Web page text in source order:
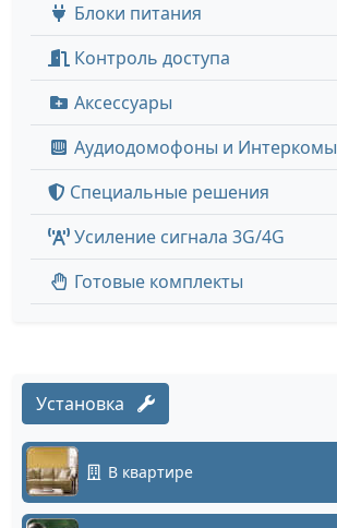
Блоки питания
Контроль доступа
Аксессуары
Аудиодомофоны и Интеркомы
Специальные решения
Усиление сигнала 3G/4G
Готовые комплекты
Установка
В квартире